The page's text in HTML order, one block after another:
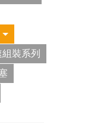
裝系列